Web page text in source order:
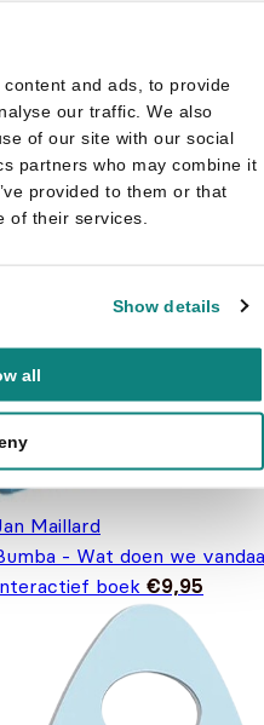
and ads, to provide
our traffic. We also
of our site with our social
partners who may combine it
provided to them or that
of their services.
Show details
all
Maillard
- Wat doen we
boek €9,95